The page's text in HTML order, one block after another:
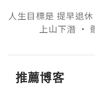
人生目標是 提早退
上山下潛 •
推薦博客